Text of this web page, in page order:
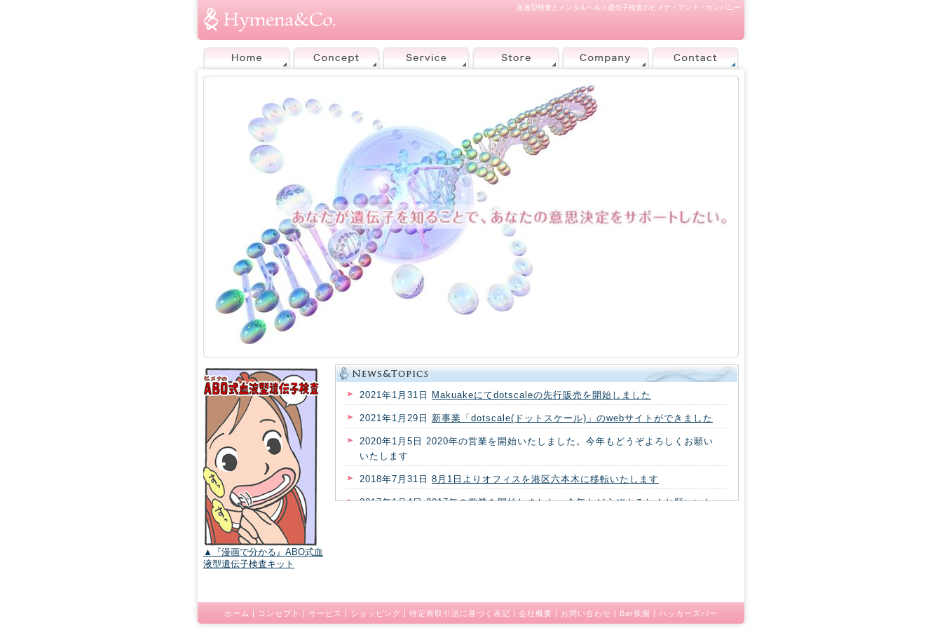
血液型検査とメンタルヘルス遺伝子検査のヒメナ・アンド・カンパニー
2021年1月31日 Makuakeにてdotscaleの先行販売を開始しました
2021年1月29日 新事業「dotscale(ドットスケール)」のwebサイトができました
2020年1月5日 2020年の営業を開始いたしました。今年もどうぞよろしくお願い
いたします
2018年7月31日 8月1日よりオフィスを港区六本木に移転いたします
2017年1月4日 2017年の営業を開始しました。今年もどうぞよろしくお願いいた
2013年2月1日 メンタルヘルス遺伝子検査サービスの価格を改定いたしました
▲『漫画で分かる』ABO式血
液型遺伝子検査キット
ホーム | コンセプト | サービス | ショッピング | 特定商取引法に基づく表記 | 会社概要 | お問い合わせ | Bar祇園 | ハッカーズバー